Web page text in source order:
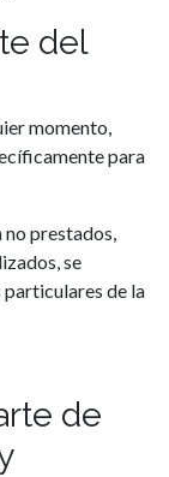
del
momento,
para
no prestados,
se
particulares de la
de